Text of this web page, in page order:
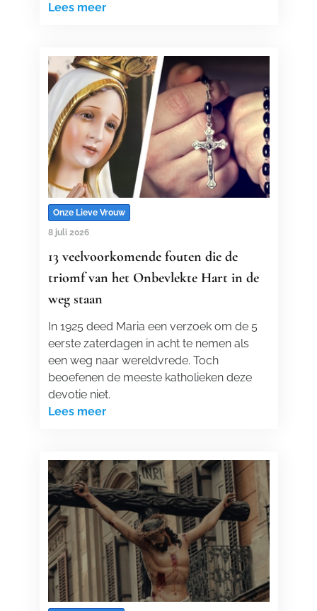
Lees meer
Onze Lieve Vrouw
8 juli 2026
13 veelvoorkomende fouten die de
triomf van het Onbevlekte Hart in de
weg staan
In 1925 deed Maria een verzoek om de 5
eerste zaterdagen in acht te nemen als
een weg naar wereldvrede. Toch
beoefenen de meeste katholieken deze
devotie niet.
Lees meer